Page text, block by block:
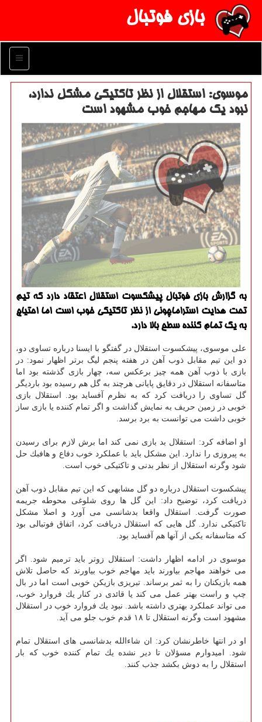
بازی فوتبال
منو
موسوی: استقلال از نظر تاكتیكی مشكل ندارد،
نبود یك مهاجم خوب مشهود است
به گزارش بازی فوتبال پیشكسوت استقلال اعتقاد دارد كه تیم
تحت هدایت استراماچونی از نظر تاكتیكی خوب است اما احتیاج
به یك تمام كننده سطح بالا دارد.
علی موسوی، پیشكسوت استقلال در گفتگو با ایسنا درباره تساوی دو،
دو این تیم مقابل ذوب آهن در هفته پنجم لیگ برتر اظهار نمود: در
بازی با ذوب آهن همه چیز برعكس سه، چهار بازی گذشته بود اما
متاسفانه استقلال در دقایق پایانی هرچند به گل هم رسیده بود باردیگر
گل تساوی را دریافت كرد كه به نظرم آفساید بود. استقلال بازی
خوبی در زمین حریف به نمایش گذاشت و اگر تمام كننده یا بازی ساز
خوبی داشت می توانست به برد برسد.
او اضافه كرد: استقلال بد بازی نمی كند اما برش لازم برای رسیدن
به پیروزی را ندارد. این مشكل باید با عملكرد خوب دفاع و هافبك حل
شود وگرنه استقلال از نظر بدنی و تاكتیكی خوب است.
پیشكسوت استقلال درباره دو گل مشابهی كه این تیم مقابل ذوب آهن
دریافت كرد، توضیح داد: این گل ها روی شلوغی محوطه جریمه
صورت گرفت. استقلال واقعا بدشانسی می آورد و اصلا مشكل
تاكتیكی ندارد. گل هایی كه استقلال دریافت كرد، اتفاق فوتبالی بود
كه متاسفانه یكی از آنها هم آفساید بود.
موسوی در ادامه اظهار داشت: استقلال زوتر باید ترمیم شود. اگر
می خواهند مهاجم بیاورند باید مهاجم خوب بیاورند كه حاصل تلاش
همه بازیكنان را به ثمر برساند. تبریزی بازیكن خوبی است اما در بال
چپ و راست بهتر عمل می كند یا قائدی در كنار یك فروارد خوب،
می تواند عملكرد بهتری داشته باشد. نبود یك فروارد خوب در استقلال
مشهود است وگرنه استقلال تا ۱۸ قدم خوب جلو می آید.
او در انتها خاطرنشان كرد: ان شاءالله بدشانسی های استقلال تمام
شود. امیدوارم مسؤلان تا دیر نشده یك تمام كننده خوب كه بار
استقلال را به دوش بكشد جذب كنند.